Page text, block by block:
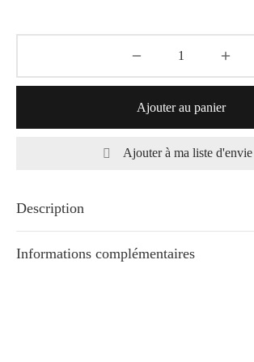
Ajouter au panier
Ajouter à ma liste d'envie
Description
Informations complémentaires